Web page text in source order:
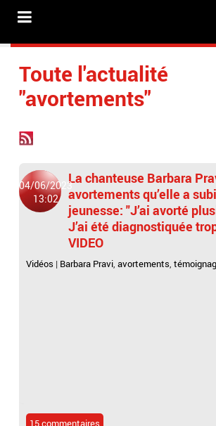
Toute l'actualité
"avortements"
04/06/2023
13:02
La chanteuse Barbara
avortements qu’elle a
jeunesse: "J’ai avorté
J’ai été diagnostiquée
VIDEO
Vidéos | Barbara Pravi,avortements,
15 commentaires